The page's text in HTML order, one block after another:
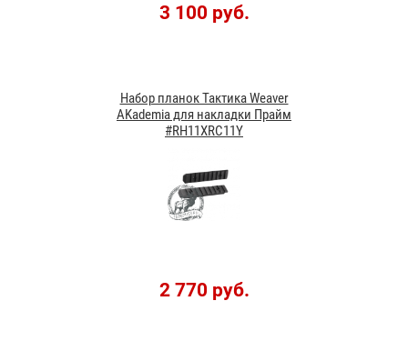
3 100 руб.
Набор планок Тактика Weaver
AKademia для накладки Прайм
#RH11XRС11Y
2 770 руб.